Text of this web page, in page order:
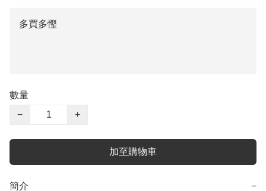
多買多慳
數量
−
+
加至購物車
簡介 −